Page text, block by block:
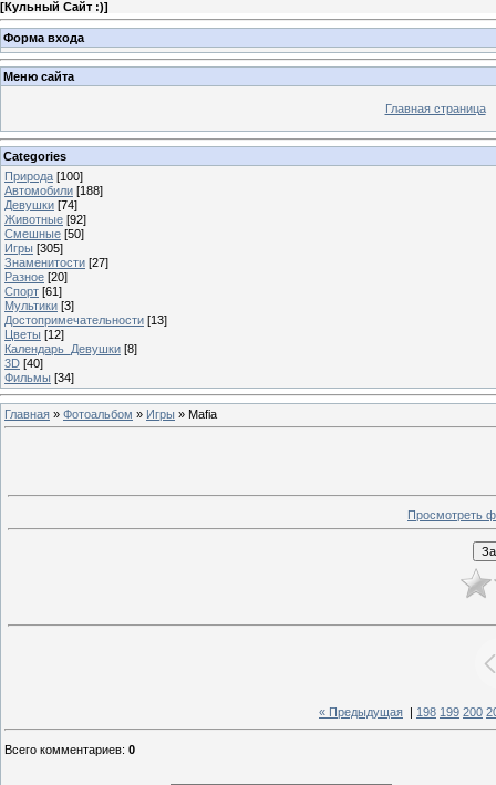
[Кульный Сайт :)]
Форма входа
Меню сайта
Главная страница
Categories
Природа [100]
Автомобили [188]
Девушки [74]
Животные [92]
Смешные [50]
Игры [305]
Знаменитости [27]
Разное [20]
Спорт [61]
Мультики [3]
Достопримечательности [13]
Цветы [12]
Календарь_Девушки [8]
3D [40]
Фильмы [34]
Главная » Фотоальбом » Игры » Mafia
Просмотреть
« Предыдущая 198 199 200
Всего комментариев: 0